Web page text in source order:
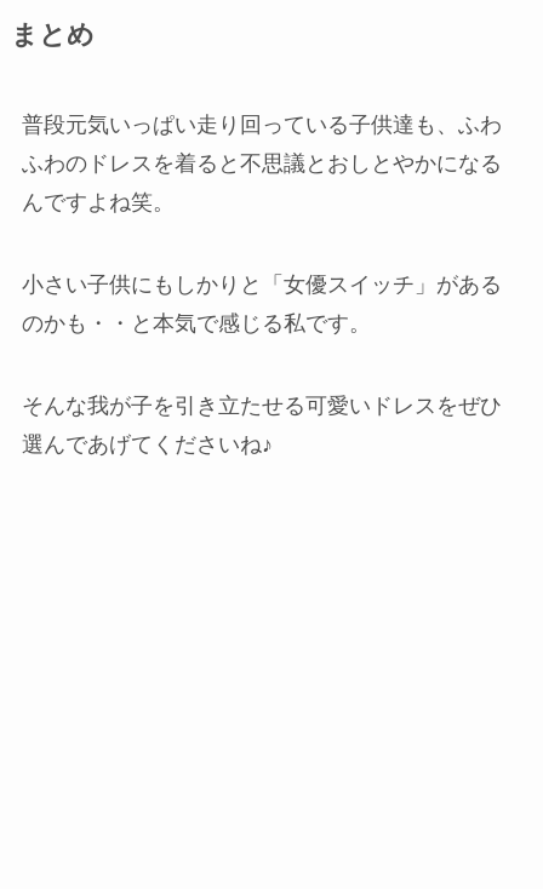
まとめ
普段元気いっぱい走り回っている子供達も、ふわ
ふわのドレスを着ると不思議とおしとやかになる
んですよね笑。
小さい子供にもしかりと「女優スイッチ」がある
のかも・・と本気で感じる私です。
そんな我が子を引き立たせる可愛いドレスをぜひ
選んであげてくださいね♪